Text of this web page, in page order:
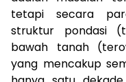
tetapi secara
struktur pondasi
bawah tanah
yang mencakup